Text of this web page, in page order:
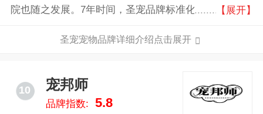
院也随之发展。7年时间，圣宠品牌标准化1.0迭代升级
【展开】
圣宠宠物品牌详细介绍点击展开
10 宠邦师
品牌指数: 5.8